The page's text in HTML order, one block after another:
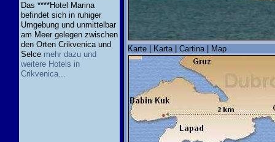
Das ****Hotel Marina
befindet sich in ruhiger
Umgebung und unmittelbar
am Meer gelegen zwischen
den Orten Crikvenica und
Selce mehr dazu und
weitere Hotels in
Crikvenica...
Karte | Karta | Cartina | Map